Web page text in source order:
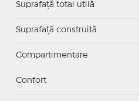
Suprafaţă total utilă
Suprafaţă construită
Compartimentare
Confort